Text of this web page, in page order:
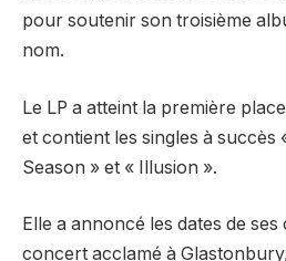
pour soutenir son troisième
nom.
Le LP a atteint la première
et contient les singles à succès
Season » et « Illusion ».
Elle a annoncé les dates de
concert acclamé à